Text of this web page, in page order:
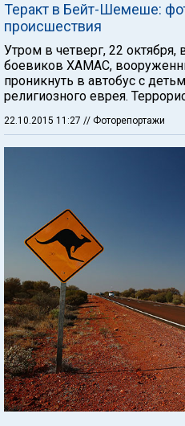
Теракт в Бейт-Шемеше:
происшествия
Утром в четверг, 22
боевиков ХАМАС,
проникнуть в автобус с
религиозного еврея.
22.10.2015 11:27 // Фоторепортажи